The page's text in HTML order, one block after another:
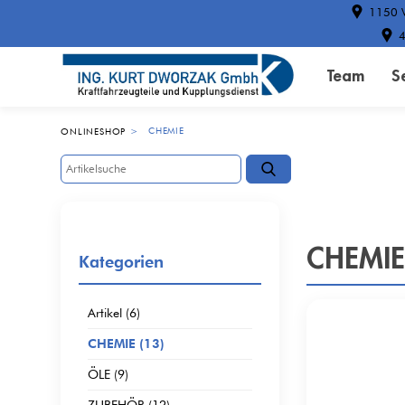
1150
Team
ONLINESHOP CHEMIE
Kategorien
Artikel (6)
CHEMIE (13)
ÖLE (9)
CHEMIE